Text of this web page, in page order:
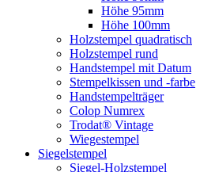
Höhe 95mm
Höhe 100mm
Holzstempel quadratisch
Holzstempel rund
Handstempel mit Datum
Stempelkissen und -farbe
Handstempelträger
Colop Numrex
Trodat® Vintage
Wiegestempel
Siegelstempel
Siegel-Holzstempel